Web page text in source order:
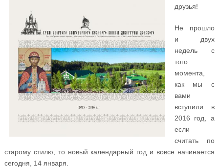
друзья!
Не прошло
и двух
недель с
того
момента,
как мы с
вами
вступили в
2016 год, а
если
считать по
старому стилю, то новый календарный год и вовсе начинается
сегодня, 14 января.